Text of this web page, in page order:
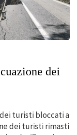
dei
turisti bloccati a
dei turisti rimasti